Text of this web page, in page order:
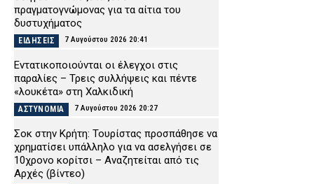
πραγματογνώμονας για τα αίτια του
δυστυχήματος
ΕΙΔΗΣΕΙΣ 7 Αυγούστου 2026 20:41
Εντατικοποιούνται οι έλεγχοι στις
παραλίες – Τρεις συλλήψεις και πέντε
«λουκέτα» στη Χαλκιδική
ΑΣΤΥΝΟΜΙΑ 7 Αυγούστου 2026 20:27
Σοκ στην Κρήτη: Τουρίστας προσπάθησε να
χρηματίσει υπάλληλο για να ασελγήσει σε
10χρονο κορίτσι – Αναζητείται από τις
Αρχές (βίντεο)